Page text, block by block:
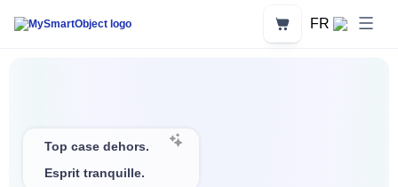
contenu
Panier
FR
Top case dehors.
Esprit tranquille.